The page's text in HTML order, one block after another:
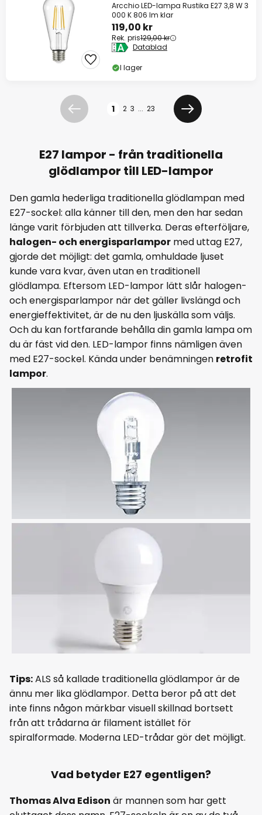
Arcchio LED-lampa Rustika E27 3,8 W 3
000 K 806 lm klar
119,00 kr
Rek. pris129,00 kr
Datablad
I lager
Föregående
1 2 3 ... 23
Nästa
E27 lampor - från traditionella
glödlampor till LED-lampor
Den gamla hederliga traditionella glödlampan med
E27-sockel: alla känner till den, men den har sedan
länge varit förbjuden att tillverka. Deras efterföljare,
halogen- och energisparlampor med uttag E27,
gjorde det möjligt: det gamla, omhuldade ljuset
kunde vara kvar, även utan en traditionell
glödlampa. Eftersom LED-lampor lätt slår halogen-
och energisparlampor när det gäller livslängd och
energieffektivitet, är de nu den ljuskälla som väljs.
Och du kan fortfarande behålla din gamla lampa om
du är fäst vid den. LED-lampor finns nämligen även
med E27-sockel. Kända under benämningen retrofit
lampor.
Tips:ALS så kallade traditionella glödlampor är de
ännu mer lika glödlampor. Detta beror på att det
inte finns någon märkbar visuell skillnad bortsett
från att trådarna är filament istället för
spiralformade. Moderna LED-trådar gör det möjligt.
Vad betyder E27 egentligen?
Thomas Alva Edison är mannen som har gett